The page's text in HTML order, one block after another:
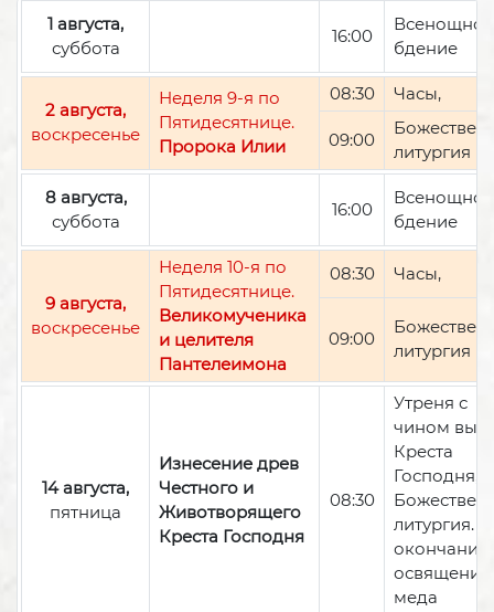
1 августа,
суббота
16:00
Всенощное
бдение
2 августа,
воскресенье
Неделя 9-я по
Пятидесятнице.
Пророка Илии
08:30 Часы,
09:00
литургия
8 августа,
суббота
16:00
Всенощное
бдение
9 августа,
воскресенье
Неделя 10-я по
Пятидесятнице.
Великомученика
и целителя
Пантелеимона
08:30 Часы,
09:00
литургия
14 августа,
пятница
Изнесение древ
Честного и
Животворящего
Креста Господня
08:30
Утреня с
чином
Креста
Господня,
литургия.
окончании
освящение
меда